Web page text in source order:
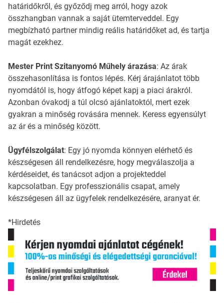
határidőkről, és győződj meg arról, hogy azok
összhangban vannak a saját ütemterveddel. Egy
megbízható partner mindig reális határidőket ad, és tartja
magát ezekhez.
Mester Print Szitanyomó Műhely árazása: Az árak
összehasonlítása is fontos lépés. Kérj árajánlatot több
nyomdától is, hogy átfogó képet kapj a piaci árakról.
Azonban óvakodj a túl olcsó ajánlatoktól, mert ezek
gyakran a minőség rovására mennek. Keress egyensúlyt
az ár és a minőség között.
Ügyfélszolgálat: Egy jó nyomda könnyen elérhető és
készségesen áll rendelkezésre, hogy megválaszolja a
kérdéseidet, és tanácsot adjon a projekteddel
kapcsolatban. Egy professzionális csapat, amely
készségesen áll az ügyfelek rendelkezésére, aranyat ér.
*Hirdetés